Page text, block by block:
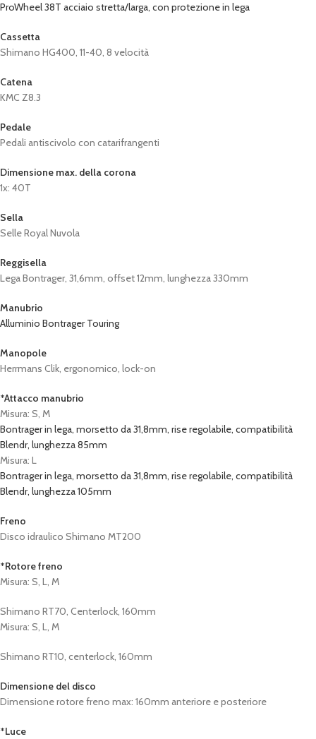
ProWheel 38T acciaio stretta/larga, con protezione in lega
Cassetta
Shimano HG400, 11-40, 8 velocità
Catena
KMC Z8.3
Pedale
Pedali antiscivolo con catarifrangenti
Dimensione max. della corona
1x: 40T
Sella
Selle Royal Nuvola
Reggisella
Lega Bontrager, 31,6mm, offset 12mm, lunghezza 330mm
Manubrio
Alluminio Bontrager Touring
Manopole
Herrmans Clik, ergonomico, lock-on
*Attacco manubrio
Misura: S, M
Bontrager in lega, morsetto da 31,8mm, rise regolabile, compatibilità
Blendr, lunghezza 85mm
Misura: L
Bontrager in lega, morsetto da 31,8mm, rise regolabile, compatibilità
Blendr, lunghezza 105mm
Freno
Disco idraulico Shimano MT200
*Rotore freno
Misura: S, L, M
Shimano RT70, Centerlock, 160mm
Misura: S, L, M
Shimano RT10, centerlock, 160mm
Dimensione del disco
Dimensione rotore freno max: 160mm anteriore e posteriore
*Luce